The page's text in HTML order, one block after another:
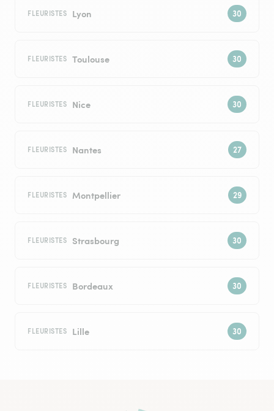
FLEURISTES Lyon
FLEURISTES Toulouse
FLEURISTES Nice
FLEURISTES Nantes
FLEURISTES Montpellier
FLEURISTES Strasbourg
FLEURISTES Bordeaux
FLEURISTES Lille